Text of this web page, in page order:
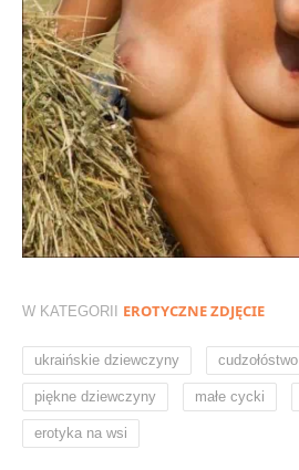
W KATEGORII EROTYCZNE ZDJĘCIE
ukraińskie dziewczyny cudzołóstwo
piękne dziewczyny małe cycki
erotyka na wsi